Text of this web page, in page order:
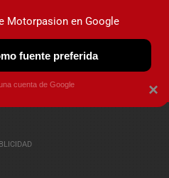
OBSERVATORIO
×
Motorpasion en Google
fuente preferida
cuenta de Google